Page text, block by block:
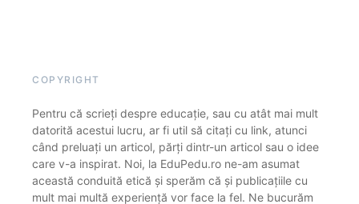
COPYRIGHT
Pentru că scrieți despre educație, sau cu atât mai mult
datorită acestui lucru, ar fi util să citați cu link, atunci
când preluați un articol, părți dintr-un articol sau o idee
care v-a inspirat. Noi, la EduPedu.ro ne-am asumat
această conduită etică și sperăm că și publicațiile cu
mult mai multă experiență vor face la fel. Ne bucurăm